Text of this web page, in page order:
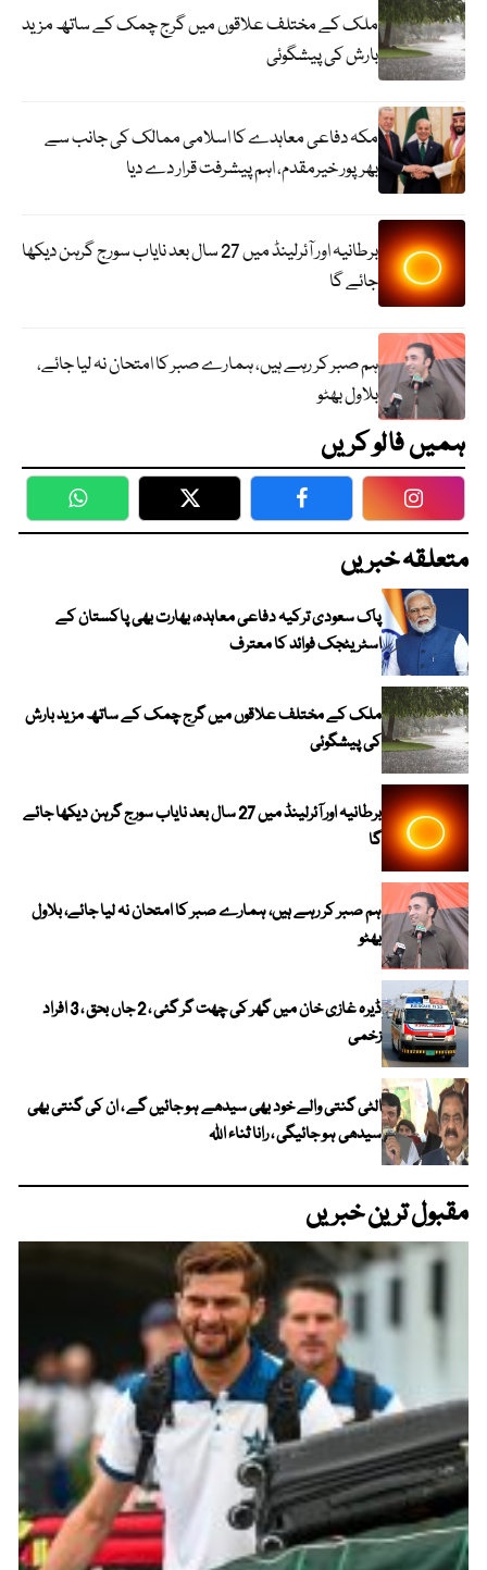
ملک کے مختلف علاقوں میں گرج چمک کے ساتھ مزید
بارش کی پیشگوئی
مکہ دفاعی معاہدے کا اسلامی ممالک کی جانب سے
بھرپور خیرمقدم، اہم پیشرفت قرار دے دیا
برطانیہ اور آئرلینڈ میں 27 سال بعد نایاب سورج گرہن دیکھا
جائے گا
ہم صبر کر رہے ہیں، ہمارے صبر کا امتحان نہ لیا جائے،
بلاول بھٹو
ہمیں فالو کریں
WhatsApp Twitter Facebook
متعلقہ خبریں
پاک سعودی ترکیہ دفاعی معاہدہ، بھارت بھی پاکستان کے
اسٹریٹجک فوائد کا معترف
ملک کے مختلف علاقوں میں گرج چمک کے ساتھ مزید بارش
کی پیشگوئی
برطانیہ اور آئرلینڈ میں 27 سال بعد نایاب سورج گرہن دیکھا جائے
گا
ہم صبر کر رہے ہیں، ہمارے صبر کا امتحان نہ لیا جائے، بلاول
بھٹو
ڈیرہ غازی خان میں گھر کی چھت گر گئی ، 2 جاں بحق ، 3 افراد
زخمی
الٹی گنتی والے خود بھی سیدھے ہو جائیں گے ، ان کی گنتی بھی
سیدھی ہو جائیگی ، رانا ثناء اللہ
مقبول ترین خبریں